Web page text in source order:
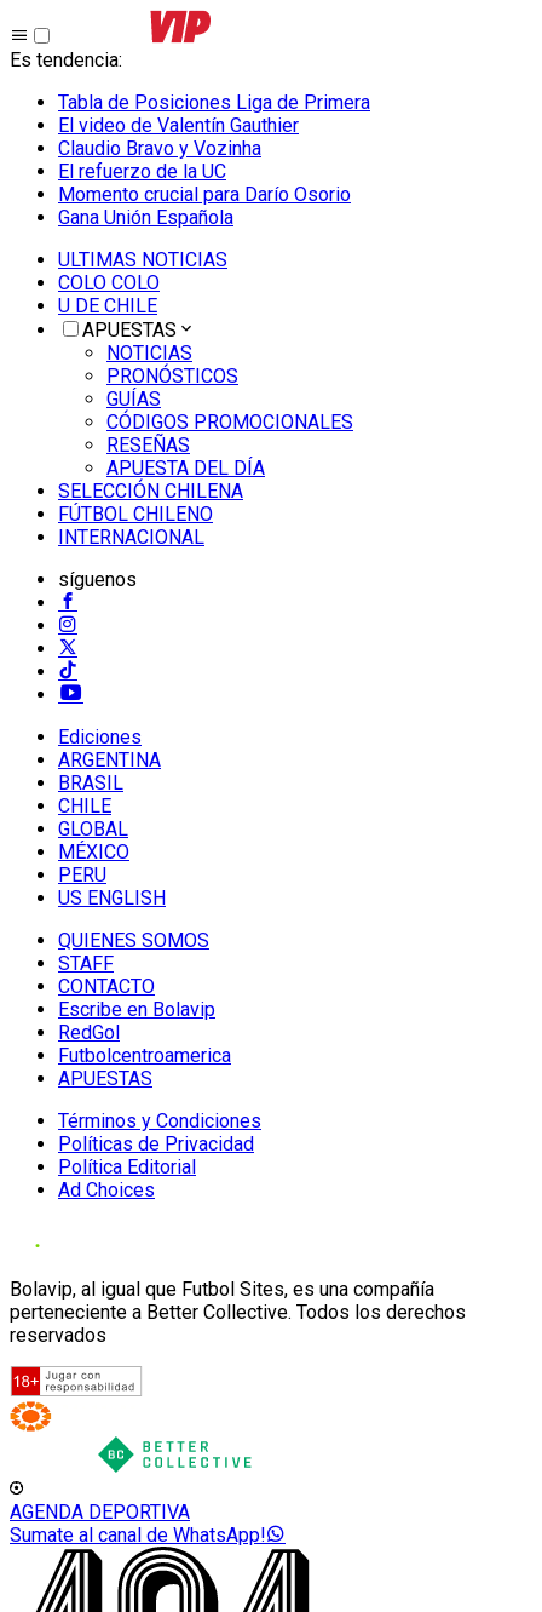
Es tendencia:
Tabla de Posiciones Liga de Primera
El video de Valentín Gauthier
Claudio Bravo y Vozinha
El refuerzo de la UC
Momento crucial para Darío Osorio
Gana Unión Española
ULTIMAS NOTICIAS
COLO COLO
U DE CHILE
APUESTAS
NOTICIAS
PRONÓSTICOS
GUÍAS
CÓDIGOS PROMOCIONALES
RESEÑAS
APUESTA DEL DÍA
SELECCIÓN CHILENA
FÚTBOL CHILENO
INTERNACIONAL
síguenos
Ediciones
ARGENTINA
BRASIL
CHILE
GLOBAL
MÉXICO
PERU
US ENGLISH
QUIENES SOMOS
STAFF
CONTACTO
Escribe en Bolavip
RedGol
Futbolcentroamerica
APUESTAS
Términos y Condiciones
Políticas de Privacidad
Política Editorial
Ad Choices
Bolavip, al igual que Futbol Sites, es una compañía
perteneciente a Better Collective. Todos los derechos
reservados
AGENDA DEPORTIVA
Sumate al canal de WhatsApp!